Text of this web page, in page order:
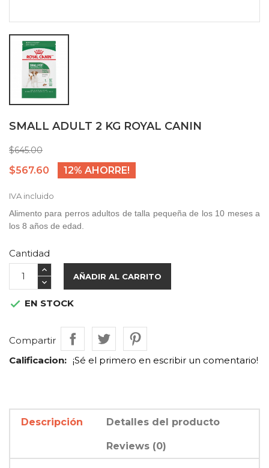
SMALL ADULT 2 KG ROYAL CANIN
$645.00
$567.60 12% AHORRE!
IVA incluido
Alimento para perros adultos de talla pequeña de los 10 meses a
los 8 años de edad.
Cantidad
AÑADIR AL CARRITO
 EN STOCK
Compartir
Calificacion: ¡Sé el primero en escribir un comentario!
Descripción Detalles del producto
Reviews (0)